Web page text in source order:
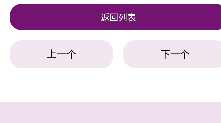
返回列表
上一个 下一个